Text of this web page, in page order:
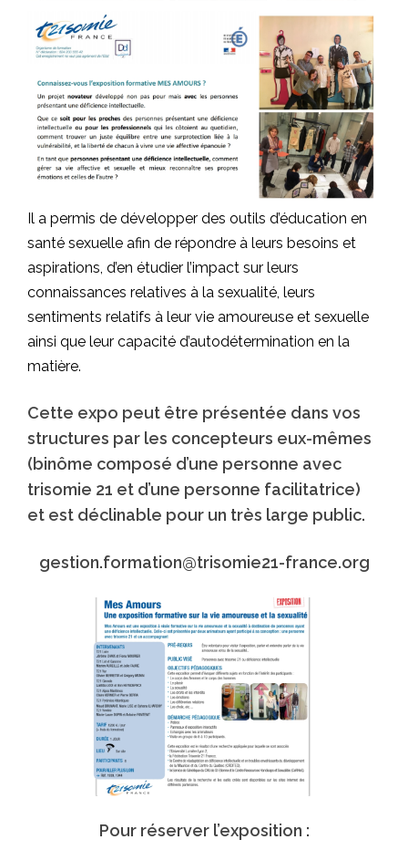
Il a permis de développer des outils d’éducation en
santé sexuelle afin de répondre à leurs besoins et
aspirations, d’en étudier l’impact sur leurs
connaissances relatives à la sexualité, leurs
sentiments relatifs à leur vie amoureuse et sexuelle
ainsi que leur capacité d’autodétermination en la
matière.
Cette expo peut être présentée dans vos
structures par les concepteurs eux-mêmes
(binôme composé d’une personne avec
trisomie 21 et d’une personne facilitatrice)
et est déclinable pour un très large public.
gestion.formation@trisomie21-france.org
Pour réserver l’exposition :